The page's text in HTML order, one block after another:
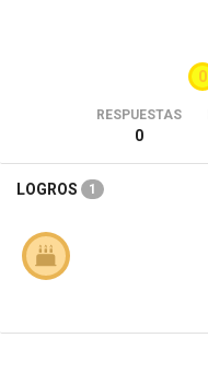
0
RESPUESTAS
0
LOGROS 1